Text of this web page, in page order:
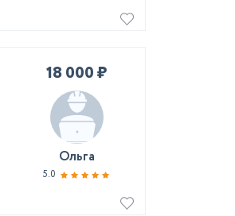
18 000 ₽
Ольга
5.0